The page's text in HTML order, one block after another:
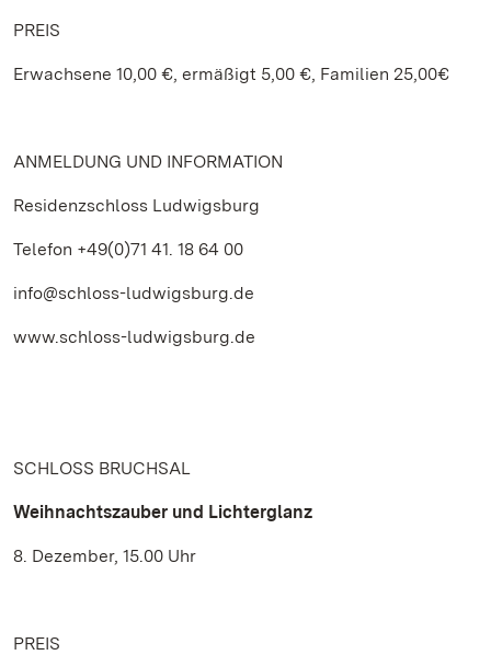
PREIS
Erwachsene 10,00 €, ermäßigt 5,00 €, Familien 25,00€
ANMELDUNG UND INFORMATION
Residenzschloss Ludwigsburg
Telefon +49(0)71 41. 18 64 00
info@schloss-ludwigsburg.de
www.schloss-ludwigsburg.de
SCHLOSS BRUCHSAL
Weihnachtszauber und Lichterglanz
8. Dezember, 15.00 Uhr
PREIS